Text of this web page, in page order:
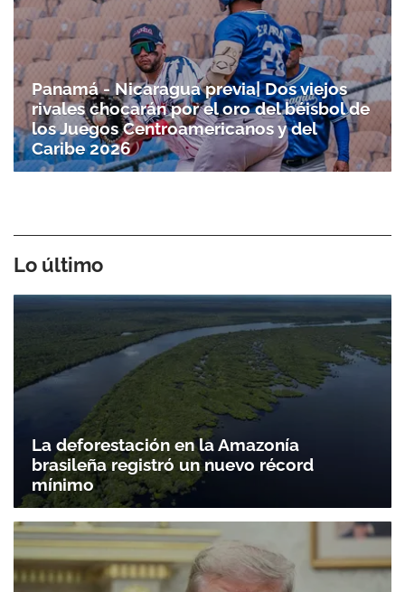
Panamá - Nicaragua previa| Dos viejos
rivales chocarán por el oro del béisbol de
los Juegos Centroamericanos y del
Caribe 2026
Lo último
La deforestación en la Amazonía
brasileña registró un nuevo récord
mínimo